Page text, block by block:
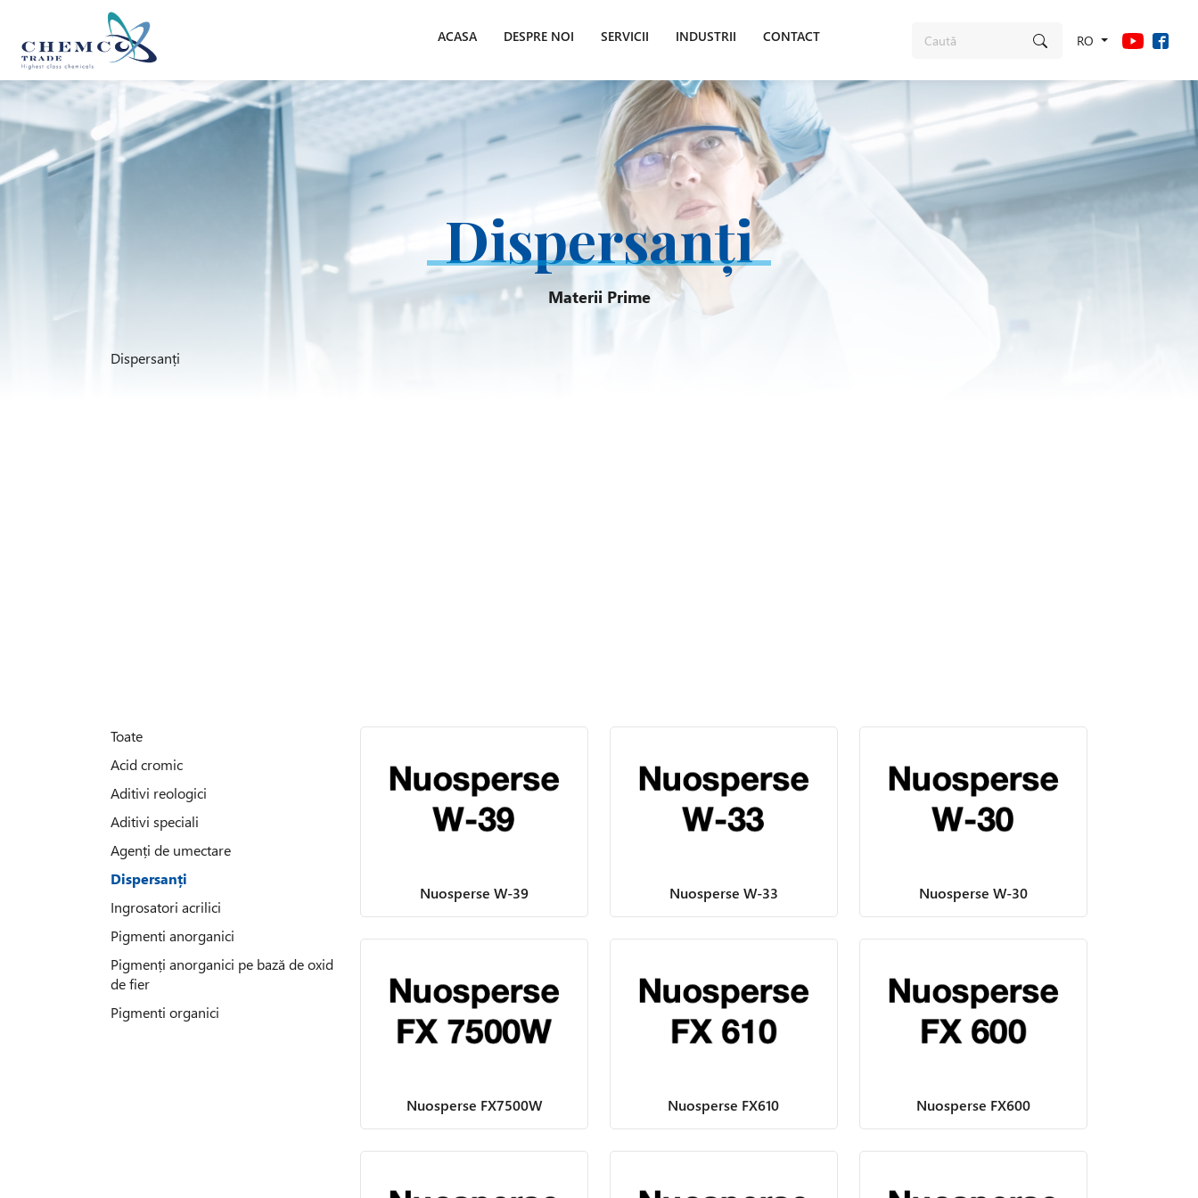
RO
ACASA DESPRE NOI SERVICII INDUSTRII CONTACT
Dispersanți
Materii Prime
Dispersanți
Toate
Acid cromic
Aditivi reologici
Aditivi speciali
Agenți de umectare
Dispersanți
Ingrosatori acrilici
Pigmenti anorganici
Pigmenți anorganici pe bază de oxid
de fier
Pigmenti organici
Nuosperse W-39 Nuosperse W-33 Nuosperse W-30
Nuosperse FX7500W Nuosperse FX610 Nuosperse FX600